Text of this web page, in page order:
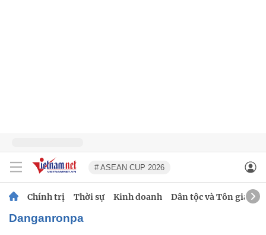
# ASEAN CUP 2026
Chính trị Thời sự Kinh doanh Dân tộc và Tôn giáo
Danganronpa